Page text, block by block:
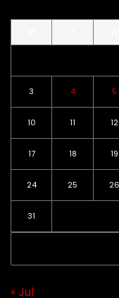
3 4 5
10 11 12
17 18 19
24 25 26
31
« Jul